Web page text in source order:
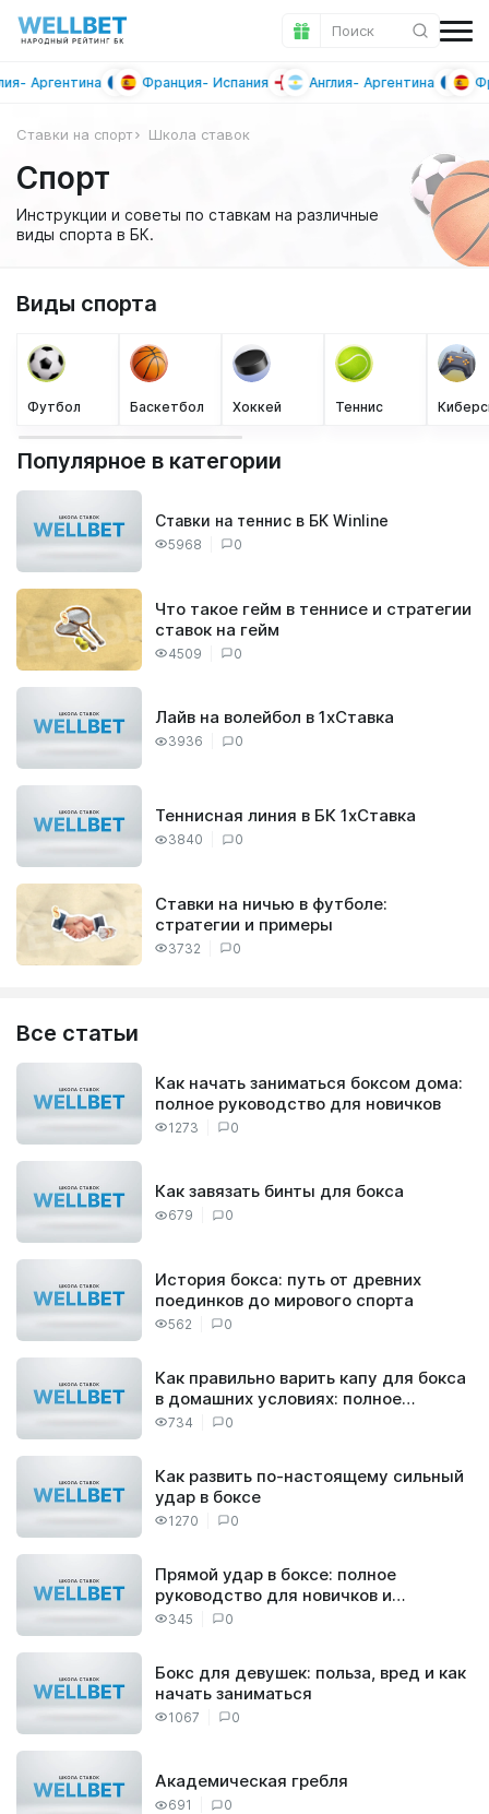
Поиск
Франция Испания Англия Аргентина
Ставки на спорт Школа ставок
Спорт
Инструкции и советы по ставкам на различные
виды спорта в БК.
Виды спорта
Футбол Баскетбол Хоккей Теннис
Популярное в категории
5968 0
Ставки на теннис в БК Winline
4509 0
Что такое гейм в теннисе и стратегии
ставок на гейм
3936 0
Лайв на волейбол в 1хСтавка
3840 0
Теннисная линия в БК 1хСтавка
3732 0
Ставки на ничью в футболе:
стратегии и примеры
Все статьи
1273 0
Как начать заниматься боксом дома:
полное руководство для новичков
679 0
Как завязать бинты для бокса
562 0
История бокса: путь от древних
поединков до мирового спорта
734 0
Как правильно варить капу для бокса
в домашних условиях: полное
руководство
1270 0
Как развить по-настоящему сильный
удар в боксе
345 0
Прямой удар в боксе: полное
руководство для новичков и
продвинутых
1067 0
Бокс для девушек: польза, вред и как
начать заниматься
691 0
Академическая гребля